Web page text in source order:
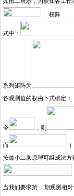
权阵
式中：
系列矩阵为
各观测值的权由下式确定：
令 ，则
而 （
按最小二乘原理可组成法方
当我们要求第
期观测相